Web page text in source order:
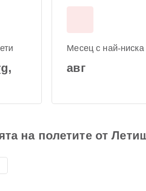
Месец с най-
авг
на полетите от